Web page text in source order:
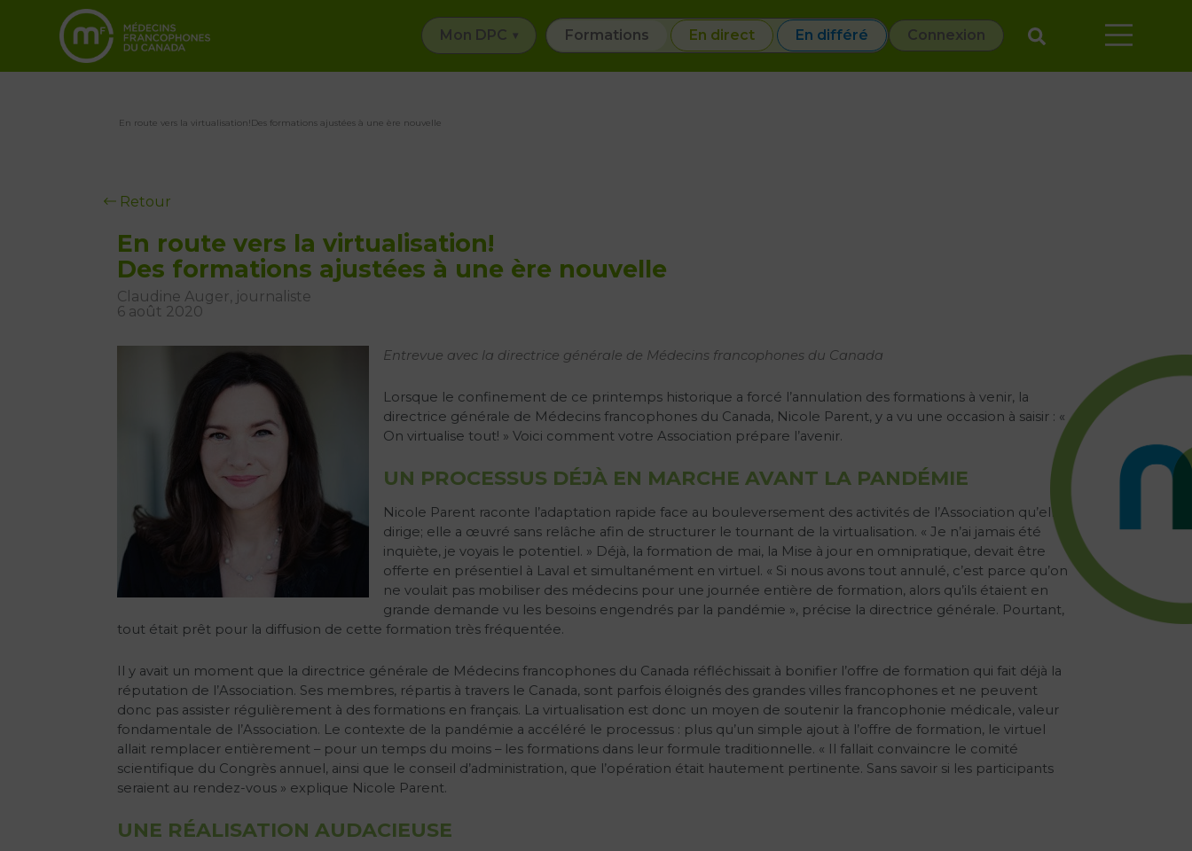
Mon DPC Formations En direct En différé Connexion
En route vers la virtualisation!Des formations ajustées à une ère nouvelle
Retour
En route vers la virtualisation!
Des formations ajustées à une ère nouvelle
Claudine Auger, journaliste
6 août 2020
Entrevue avec la directrice générale de Médecins francophones du Canada
Lorsque le confinement de ce printemps historique a forcé l’annulation des formations à venir, la
directrice générale de Médecins francophones du Canada, Nicole Parent, y a vu une occasion à saisir : «
On virtualise tout! » Voici comment votre Association prépare l’avenir.
UN PROCESSUS DÉJÀ EN MARCHE AVANT LA PANDÉMIE
Nicole Parent raconte l’adaptation rapide face au bouleversement des activités de l’Association qu’elle
dirige; elle a œuvré sans relâche afin de structurer le tournant de la virtualisation. « Je n’ai jamais été
inquiète, je voyais le potentiel. » Déjà, la formation de mai, la Mise à jour en omnipratique, devait être
offerte en présentiel à Laval et simultanément en virtuel. « Si nous avons tout annulé, c’est parce qu’on
ne voulait pas mobiliser des médecins pour une journée entière de formation, alors qu’ils étaient en
grande demande vu les besoins engendrés par la pandémie », précise la directrice générale. Pourtant,
tout était prêt pour la diffusion de cette formation très fréquentée.
Il y avait un moment que la directrice générale de Médecins francophones du Canada réfléchissait à bonifier l’offre de formation qui fait déjà la
réputation de l’Association. Ses membres, répartis à travers le Canada, sont parfois éloignés des grandes villes francophones et ne peuvent
donc pas assister régulièrement à des formations en français. La virtualisation est donc un moyen de soutenir la francophonie médicale, valeur
fondamentale de l’Association. Le contexte de la pandémie a accéléré le processus : plus qu’un simple ajout à l’offre de formation, le virtuel
allait remplacer entièrement – pour un temps du moins – les formations dans leur formule traditionnelle. « Il fallait convaincre le comité
scientifique du Congrès annuel, ainsi que le conseil d’administration, que l’opération était hautement pertinente. Sans savoir si les participants
seraient au rendez-vous » explique Nicole Parent.
UNE RÉALISATION AUDACIEUSE